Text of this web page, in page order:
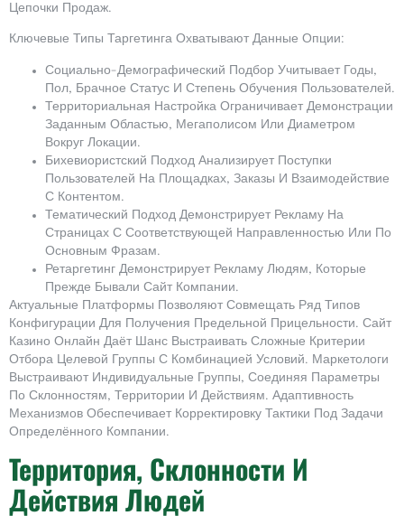
Цепочки Продаж.
Ключевые Типы Таргетинга Охватывают Данные Опции:
Социально-Демографический Подбор Учитывает Годы,
Пол, Брачное Статус И Степень Обучения Пользователей.
Территориальная Настройка Ограничивает Демонстрации
Заданным Областью, Мегаполисом Или Диаметром
Вокруг Локации.
Бихевиористский Подход Анализирует Поступки
Пользователей На Площадках, Заказы И Взаимодействие
С Контентом.
Тематический Подход Демонстрирует Рекламу На
Страницах С Соответствующей Направленностью Или По
Основным Фразам.
Ретаргетинг Демонстрирует Рекламу Людям, Которые
Прежде Бывали Сайт Компании.
Актуальные Платформы Позволяют Совмещать Ряд Типов
Конфигурации Для Получения Предельной Прицельности. Сайт
Казино Онлайн Даёт Шанс Выстраивать Сложные Критерии
Отбора Целевой Группы С Комбинацией Условий. Маркетологи
Выстраивают Индивидуальные Группы, Соединяя Параметры
По Склонностям, Территории И Действиям. Адаптивность
Механизмов Обеспечивает Корректировку Тактики Под Задачи
Определённого Компании.
Территория, Склонности И
Действия Людей